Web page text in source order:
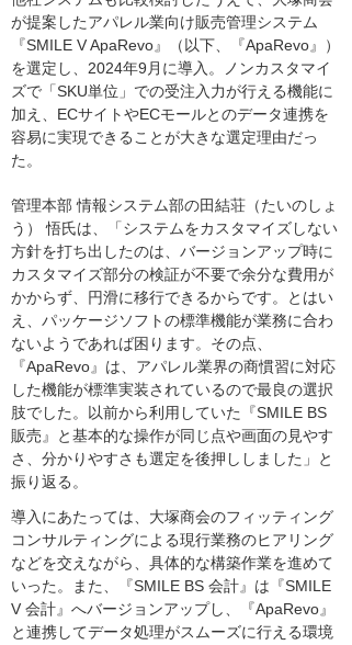
が提案したアパレル業向け販売管理システム
『SMILE V ApaRevo』（以下、『ApaRevo』）
を選定し、2024年9月に導入。ノンカスタマイ
ズで「SKU単位」での受注入力が行える機能に
加え、ECサイトやECモールとのデータ連携を
容易に実現できることが大きな選定理由だっ
た。
管理本部 情報システム部の田結荘（たいのしょ
う） 悟氏は、「システムをカスタマイズしない
方針を打ち出したのは、バージョンアップ時に
カスタマイズ部分の検証が不要で余分な費用が
かからず、円滑に移行できるからです。とはい
え、パッケージソフトの標準機能が業務に合わ
ないようであれば困ります。その点、
『ApaRevo』は、アパレル業界の商慣習に対応
した機能が標準実装されているので最良の選択
肢でした。以前から利用していた『SMILE BS
販売』と基本的な操作が同じ点や画面の見やす
さ、分かりやすさも選定を後押ししました」と
振り返る。
導入にあたっては、大塚商会のフィッティング
コンサルティングによる現行業務のヒアリング
などを交えながら、具体的な構築作業を進めて
いった。また、『SMILE BS 会計』は『SMILE
V 会計』へバージョンアップし、『ApaRevo』
と連携してデータ処理がスムーズに行える環境